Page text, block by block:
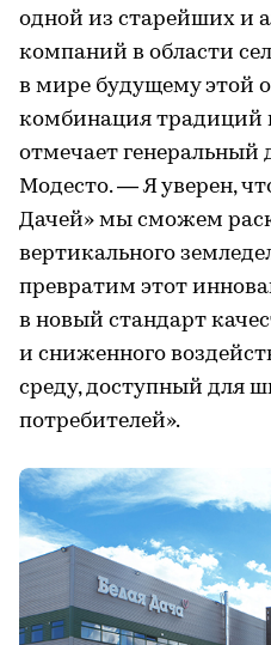
одной из старейших и
компаний в области
в мире будущему этой
комбинация традиций
отмечает генеральный
Модесто. — Я уверен,
Дачей» мы сможем
вертикального
превратим этот
в новый стандарт
и сниженного
среду, доступный для
потребителей».